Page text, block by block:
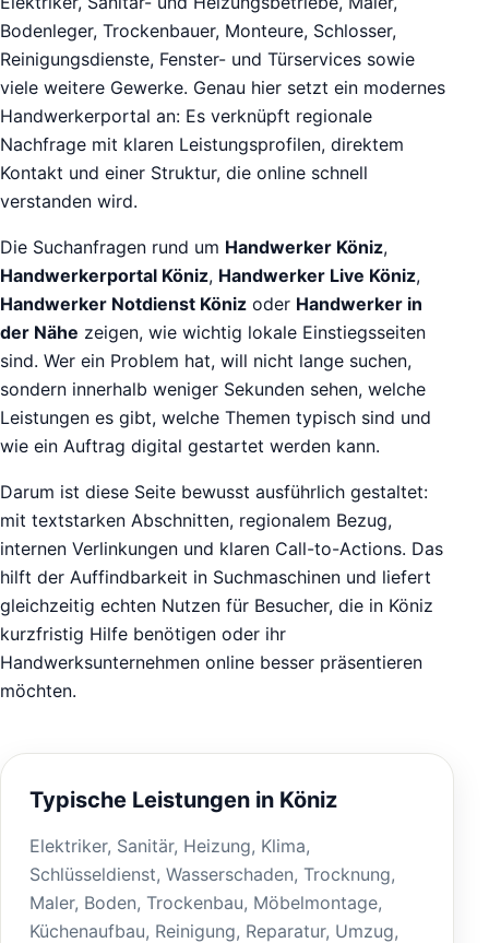
Bodenleger, Trockenbauer, Monteure, Schlosser,
Reinigungsdienste, Fenster- und Türservices sowie
viele weitere Gewerke. Genau hier setzt ein modernes
Handwerkerportal an: Es verknüpft regionale
Nachfrage mit klaren Leistungsprofilen, direktem
Kontakt und einer Struktur, die online schnell
verstanden wird.
Die Suchanfragen rund um Handwerker Köniz,
Handwerkerportal Köniz, Handwerker Live Köniz,
Handwerker Notdienst Köniz oder Handwerker in
der Nähe zeigen, wie wichtig lokale Einstiegsseiten
sind. Wer ein Problem hat, will nicht lange suchen,
sondern innerhalb weniger Sekunden sehen, welche
Leistungen es gibt, welche Themen typisch sind und
wie ein Auftrag digital gestartet werden kann.
Darum ist diese Seite bewusst ausführlich gestaltet:
mit textstarken Abschnitten, regionalem Bezug,
internen Verlinkungen und klaren Call-to-Actions. Das
hilft der Auffindbarkeit in Suchmaschinen und liefert
gleichzeitig echten Nutzen für Besucher, die in Köniz
kurzfristig Hilfe benötigen oder ihr
Handwerksunternehmen online besser präsentieren
möchten.
Typische Leistungen in Köniz
Elektriker, Sanitär, Heizung, Klima,
Schlüsseldienst, Wasserschaden, Trocknung,
Maler, Boden, Trockenbau, Möbelmontage,
Küchenaufbau, Reinigung, Reparatur, Umzug,